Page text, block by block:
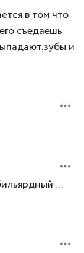
в том что
съедаешь
и
...